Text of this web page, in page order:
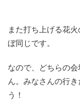
また打ち上げる花
ぼ同じです。
なので、どちらの
ん。みなさんの行
う！